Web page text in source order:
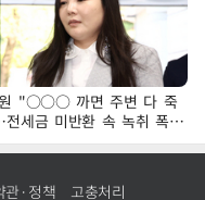
"○○○ 까면 주변 다 죽
세금 미반환 속 녹취 폭로
관·정책 고충처리